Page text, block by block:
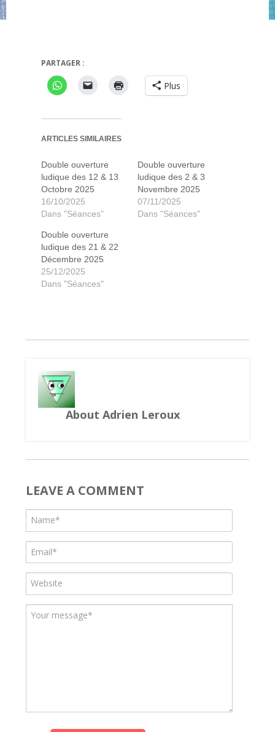
Mille Fiori
Crack List
Lucky Numbers
Shuffle and Swing
Terraforming Mars
Présages
San Juan
Toy Battle
The Crew
Dinosaur Island : Rawr'N Write
Civolution
Nekojima
Qualifiés Tournoi TM
Tournoi TM
Tournoi TM
Tournoi TM
Tournoi TM
Tournoi TM
Tournoi TM
Tournoi TM
Tournoi TM
Tournoi TM
Tournoi TM
PARTAGER :
Plus
ARTICLES SIMILAIRES
Double ouverture
ludique des 12 & 13
Octobre 2025
16/10/2025
Dans "Séances"
Double ouverture
ludique des 2 & 3
Novembre 2025
07/11/2025
Dans "Séances"
Double ouverture
ludique des 21 & 22
Décembre 2025
25/12/2025
Dans "Séances"
About Adrien Leroux
LEAVE A COMMENT